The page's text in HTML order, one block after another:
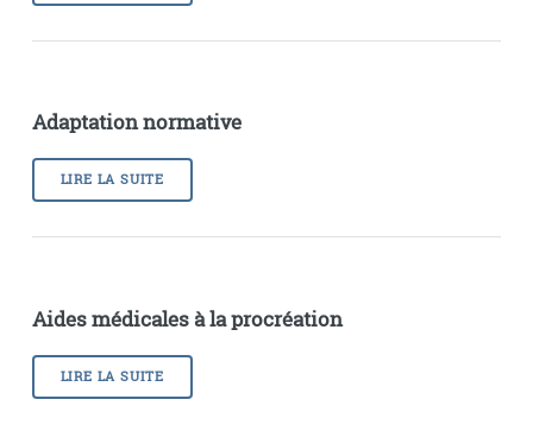
Adaptation normative
LIRE LA SUITE
Aides médicales à la procréation
LIRE LA SUITE